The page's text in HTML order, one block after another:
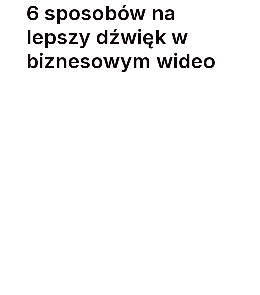
6 sposobów na
lepszy dźwięk w
biznesowym wideo